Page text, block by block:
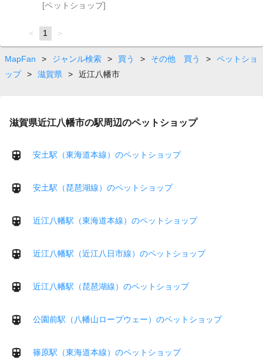
[ペットショップ]
page
You're
on
page
1 page
MapFan > ジャンル検索 > 買う > その他 買う >
ペットショ
ップ
> 滋賀県 > 近江八幡市
滋賀県近江八幡市の駅周辺のペットショップ
安土駅（東海道本線）のペットショップ
安土駅（琵琶湖線）のペットショップ
近江八幡駅（東海道本線）のペットショップ
近江八幡駅（近江八日市線）のペットショップ
近江八幡駅（琵琶湖線）のペットショップ
公園前駅（八幡山ロープウェー）のペットショップ
篠原駅（東海道本線）のペットショップ